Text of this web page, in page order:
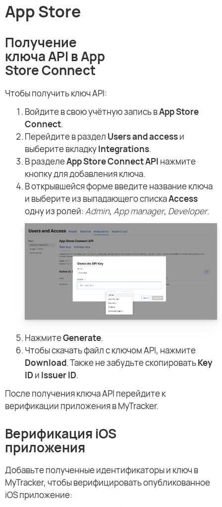
App Store
Получение
ключа API в App
Store Connect
Чтобы получить ключ API:
Войдите в свою учётную запись вApp Store
Connect.
Перейдите в раздел Users and accessи
выберите вкладкуIntegrations.
В разделеApp Store Connect API нажмите
кнопку для добавления ключа.
В открывшейся форме введите название ключа
и выберите из выпадающего спискаAccess
одну из ролей:Admin, App manager, Developer.
НажмитеGenerate.
Чтобы скачать файл с ключом API, нажмите
Download. Также не забудьте скопироватьKey
ID и Issuer ID.
После получения ключа API перейдите к
верификации приложения в MyTracker.
Верификация iOS
приложения
Добавьте полученные идентификаторы и ключ в
MyTracker, чтобы верифицировать опубликованное
iOS приложение: